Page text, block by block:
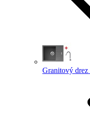
Granitový drez